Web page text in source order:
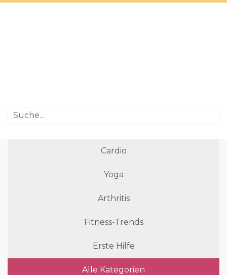
Cardio
Yoga
Arthritis
Fitness-Trends
Erste Hilfe
Alle Kategorien